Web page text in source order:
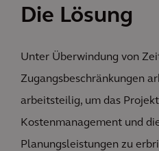
Die Lösung
Unter Überwindung von
Zugangsbeschränkungen
arbeitsteilig, um das
Kostenmanagement und
Planungsleistungen zu